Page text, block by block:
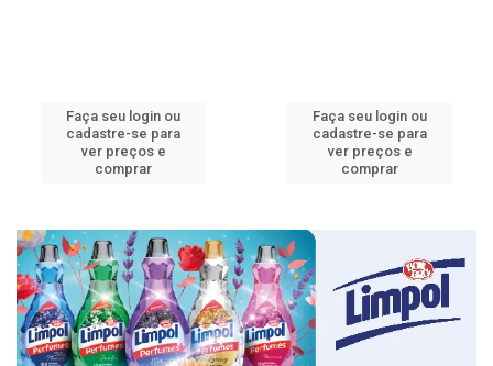
Faça seu login ou
cadastre-se para
ver preços e
comprar
Faça seu login ou
cadastre-se para
ver preços e
comprar